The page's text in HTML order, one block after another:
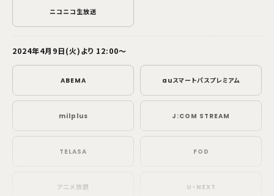
ニコニコ生放送
2024年4月9日(火)より 12:00～
ABEMA auスマートパスプレミアム
milplus J:COM STREAM
TELASA FOD
アニメ放題 U-NEXT